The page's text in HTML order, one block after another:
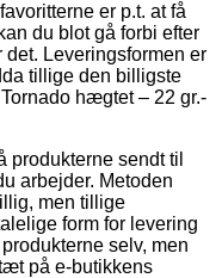
er p.t. at få
du blot gå forbi efter
Leveringsformen er
tillige den billigste
hægtet – 22 gr.-
produkterne sendt til
arbejder. Metoden
men tillige
form for levering
selv, men
på e-butikkens